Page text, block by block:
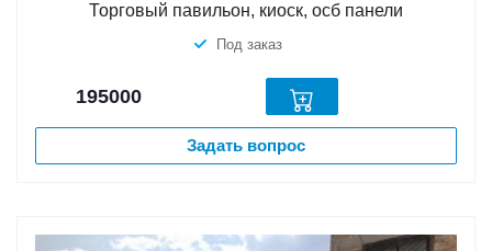
Торговый павильон, киоск, осб панели
Под заказ
195000
Задать вопрос